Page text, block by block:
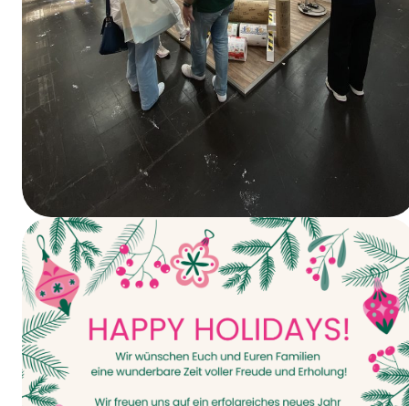
Vandaag gaat het van start – INTERPACK
2026!